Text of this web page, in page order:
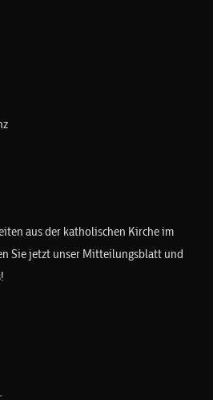
aus der katholischen Kirche im
Sie jetzt unser Mitteilungsblatt und